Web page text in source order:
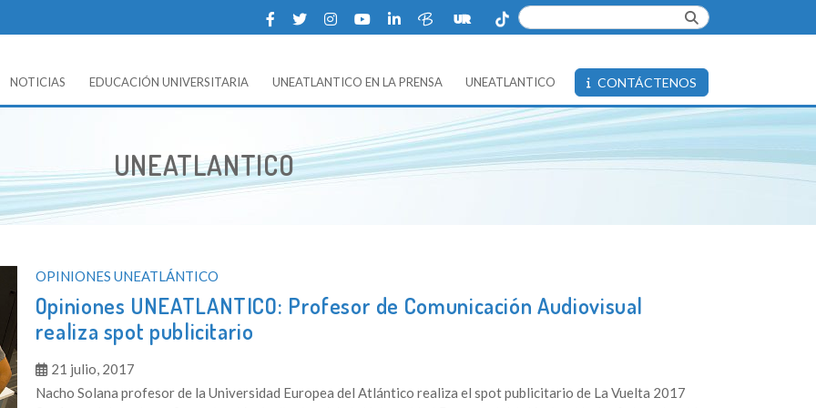
(Universidad Europea del Atlántico).
NOTICIAS EDUCACIÓN UNIVERSITARIA UNEATLANTICO EN LA PRENSA UNEATLANTICO CONTÁCTENOS
CATEGORÍA:
UNEATLANTICO
OPINIONES UNEATLÁNTICO
Opiniones UNEATLANTICO: Profesor de Comunicación Audiovisual
realiza spot publicitario
21 julio, 2017
Nacho Solana profesor de la Universidad Europea del Atlántico realiza el spot publicitario de La Vuelta 2017